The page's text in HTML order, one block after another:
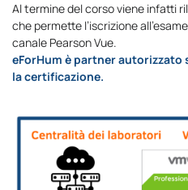
Al termine del corso viene infatti
che permette l’iscrizione
canale Pearson Vue.
eForHum è partner autorizzato
la certificazione.